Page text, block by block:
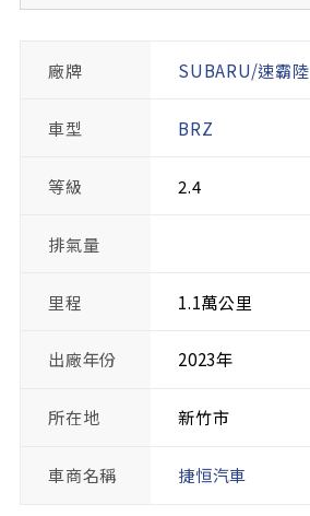
廠牌 SUBARU/速霸陸
車型 BRZ
等級 2.4
排氣量
里程 1.1萬公里
出廠年份 2023年
所在地 新竹市
車商名稱 捷恒汽車